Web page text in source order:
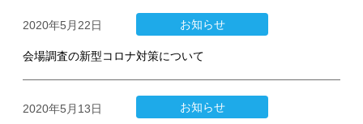
2020年5月22日 お知らせ
会場調査の新型コロナ対策について
2020年5月13日 お知らせ